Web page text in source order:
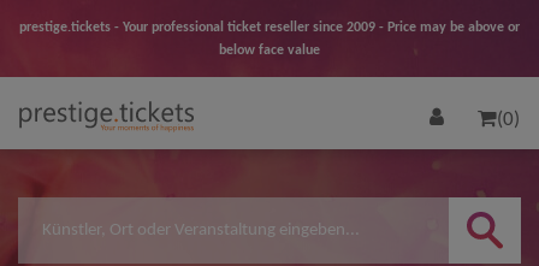
prestige.tickets - Your professional ticket reseller since 2009 - Price may be above or
below face value
(0)